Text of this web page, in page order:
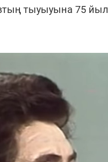
тыуыуына 75 йыл